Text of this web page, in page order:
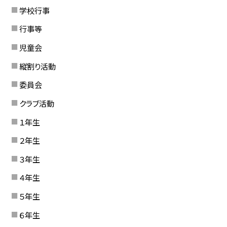
学校行事
行事等
児童会
縦割り活動
委員会
クラブ活動
１年生
２年生
３年生
４年生
５年生
６年生